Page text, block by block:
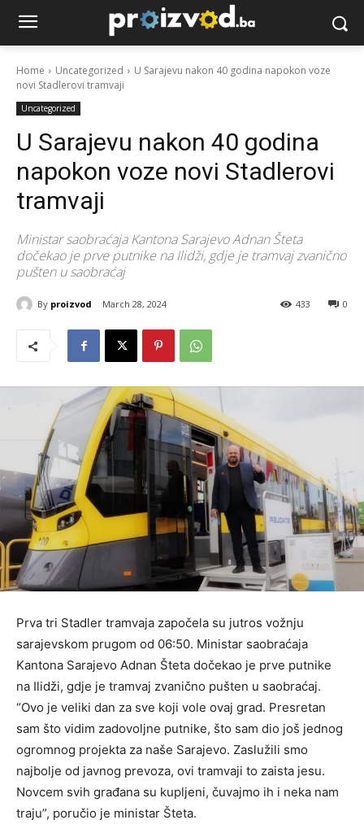
Home Uncategorized
U Sarajevu nakon 40 godina napokon voze
novi Stadlerovi tramvaji
Uncategorized
U Sarajevu nakon 40 godina
napokon voze novi Stadlerovi
tramvaji
Ministar saobraćaja Kantona Sarajevo Adnan Šteta
dočekao je prve putnike na Ilidži, gdje je tramvaj zvanično
pušten u saobraćaj
By proizvod March 28, 2024 0
433
Prva tri Stadler tramvaja započela su jutros vožnju
sarajevskom prugom od 06:50. Ministar saobraćaja
Kantona Sarajevo Adnan Šteta dočekao je prve putnike
na Ilidži, gdje je tramvaj zvanično pušten u saobraćaj.
“Ovo je veliki dan za sve koji vole ovaj grad. Presretan
sam što vidim zadovoljne putnike, što sam dio još jednog
ogromnog projekta za naše Sarajevo. Zaslužili smo
najbolje od javnog prevoza, ovi tramvaji to zaista jesu.
Novcem svih građana su kupljeni, čuvajmo ih i neka nam
traju”, poručio je ministar Šteta.